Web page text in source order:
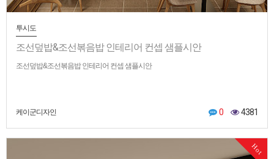
투시도
조선덮밥&조선볶음밥 인테리어 컨셉 샘플시안
조선덮밥&조선볶음밥 인테리어 컨셉 샘플시안
케이군디자인 0 4381
Hot